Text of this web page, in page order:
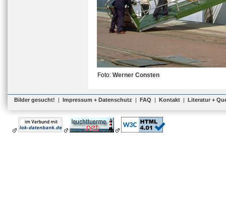
Foto: Werner Consten
Bilder gesucht! | Impressum + Datenschutz | FAQ | Kontakt | Literatur +